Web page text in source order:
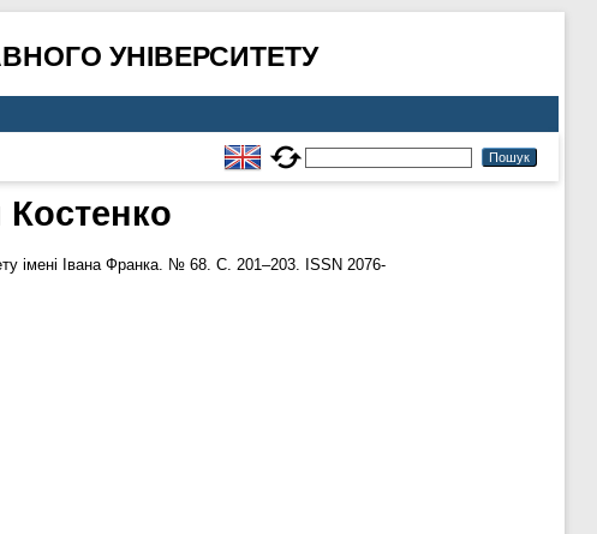
УНІВЕРСИТЕТУ
Костенко
імені Івана Франка. № 68. С. 201–203. ISSN 2076-